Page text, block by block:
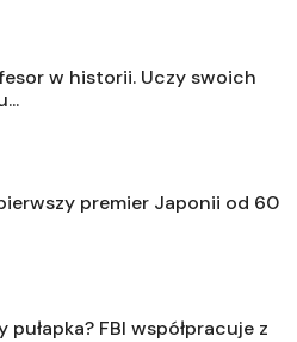
w historii. Uczy swoich
premier Japonii od 60
FBI współpracuje z